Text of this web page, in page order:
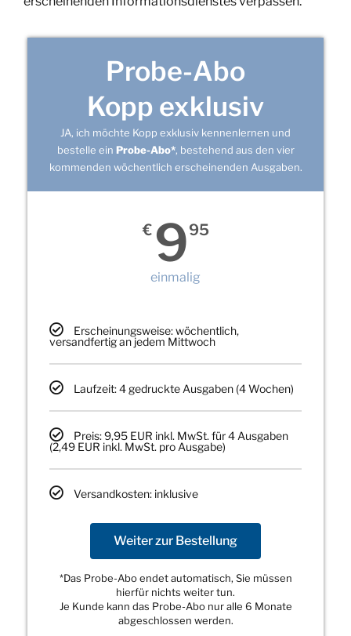
Probe-Abo
Kopp exklusiv
JA, ich möchte Kopp exklusiv kennenlernen und
bestelle ein Probe-Abo*, bestehend aus den vier
kommenden wöchentlich erscheinenden Ausgaben.
€ 995
einmalig
Erscheinungsweise: wöchentlich,
versandfertig an jedem Mittwoch
Laufzeit: 4 gedruckte Ausgaben (4 Wochen)
Preis: 9,95 EUR inkl. MwSt. für 4 Ausgaben
(2,49 EUR inkl. MwSt. pro Ausgabe)
Versandkosten: inklusive
Weiter zur Bestellung
*Das Probe-Abo endet automatisch, Sie müssen
hierfür nichts weiter tun.
Je Kunde kann das Probe-Abo nur alle 6 Monate
abgeschlossen werden.